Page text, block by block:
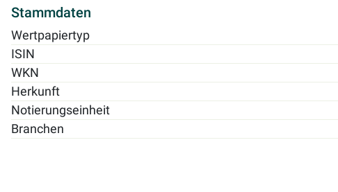
Stammdaten
Wertpapiertyp
ISIN
WKN
Herkunft
Notierungseinheit
Branchen